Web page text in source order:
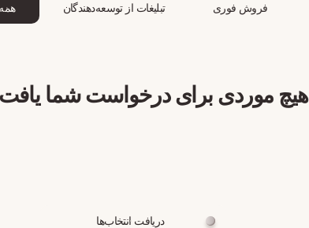
همه تبلیغات از توسعه‌دهندگان فروش فوری
هیچ موردی برای درخواست شما
دریافت انتخاب‌ها